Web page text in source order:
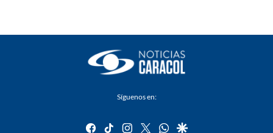
Síguenos en:
facebook
tiktok instagram
twitterwhatsapp
google